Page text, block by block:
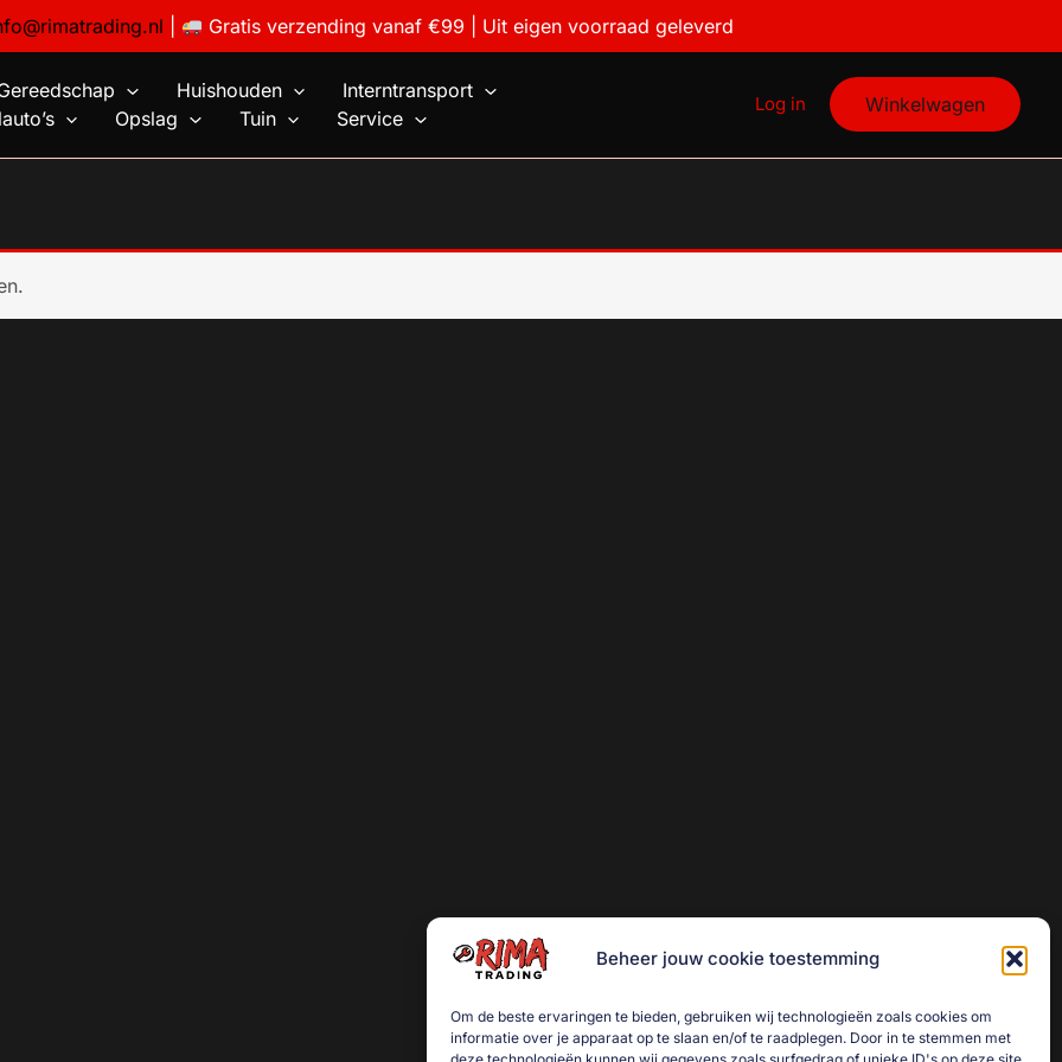
Gratis verzending vanaf €99 | Uit eigen voorraad geleverd
Beheer jouw cookie toestemming
Om de beste ervaringen te bieden, gebruiken wij technologieën zoals cookies om
informatie over je apparaat op te slaan en/of te raadplegen. Door in te stemmen met
Huishouden
Interntransport
Opslag Tuin Service
Log in Winkelwagen